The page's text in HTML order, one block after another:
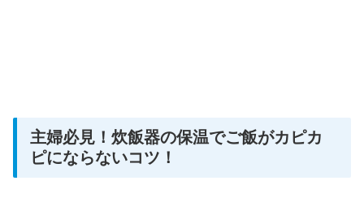
主婦必見！炊飯器の保温でご飯がカピカ
ピにならないコツ！